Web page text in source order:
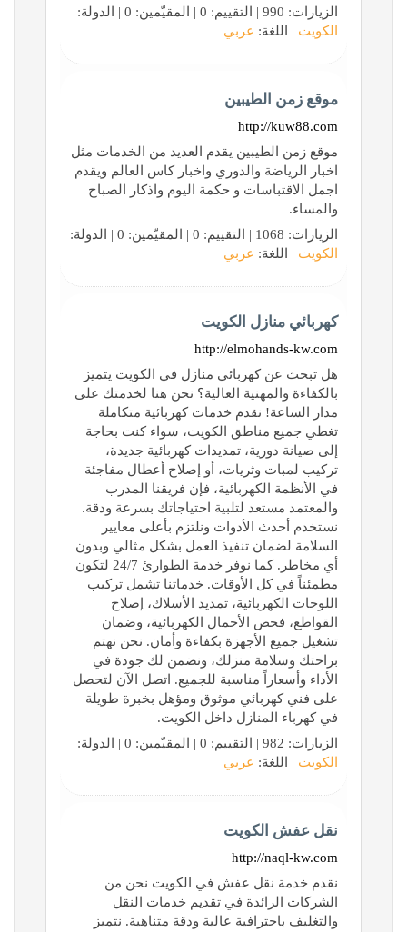
الزيارات: 990 | التقييم: 0 | المقيّمين: 0 | الدولة:
الكويت | اللغة: عربي
موقع زمن الطيبين
http://kuw88.com
موقع زمن الطيبين يقدم العديد من الخدمات مثل
اخبار الرياضة والدوري واخبار كاس العالم ويقدم
اجمل الاقتباسات و حكمة اليوم واذكار الصباح
والمساء.
الزيارات: 1068 | التقييم: 0 | المقيّمين: 0 | الدولة:
الكويت | اللغة: عربي
كهربائي منازل الكويت
http://elmohands-kw.com
هل تبحث عن كهربائي منازل في الكويت يتميز
بالكفاءة والمهنية العالية؟ نحن هنا لخدمتك على
مدار الساعة! نقدم خدمات كهربائية متكاملة
تغطي جميع مناطق الكويت، سواء كنت بحاجة
إلى صيانة دورية، تمديدات كهربائية جديدة،
تركيب لمبات وثريات، أو إصلاح أعطال مفاجئة
في الأنظمة الكهربائية، فإن فريقنا المدرب
والمعتمد مستعد لتلبية احتياجاتك بسرعة ودقة.
نستخدم أحدث الأدوات ونلتزم بأعلى معايير
السلامة لضمان تنفيذ العمل بشكل مثالي وبدون
أي مخاطر. كما نوفر خدمة الطوارئ 24/7 لتكون
مطمئناً في كل الأوقات. خدماتنا تشمل تركيب
اللوحات الكهربائية، تمديد الأسلاك، إصلاح
القواطع، فحص الأحمال الكهربائية، وضمان
تشغيل جميع الأجهزة بكفاءة وأمان. نحن نهتم
براحتك وسلامة منزلك، ونضمن لك جودة في
الأداء وأسعاراً مناسبة للجميع. اتصل الآن لتحصل
على فني كهربائي موثوق ومؤهل بخبرة طويلة
في كهرباء المنازل داخل الكويت.
الزيارات: 982 | التقييم: 0 | المقيّمين: 0 | الدولة:
الكويت | اللغة: عربي
نقل عفش الكويت
http://naql-kw.com
نقدم خدمة نقل عفش في الكويت نحن من
الشركات الرائدة في تقديم خدمات النقل
والتغليف باحترافية عالية ودقة متناهية. نتميز